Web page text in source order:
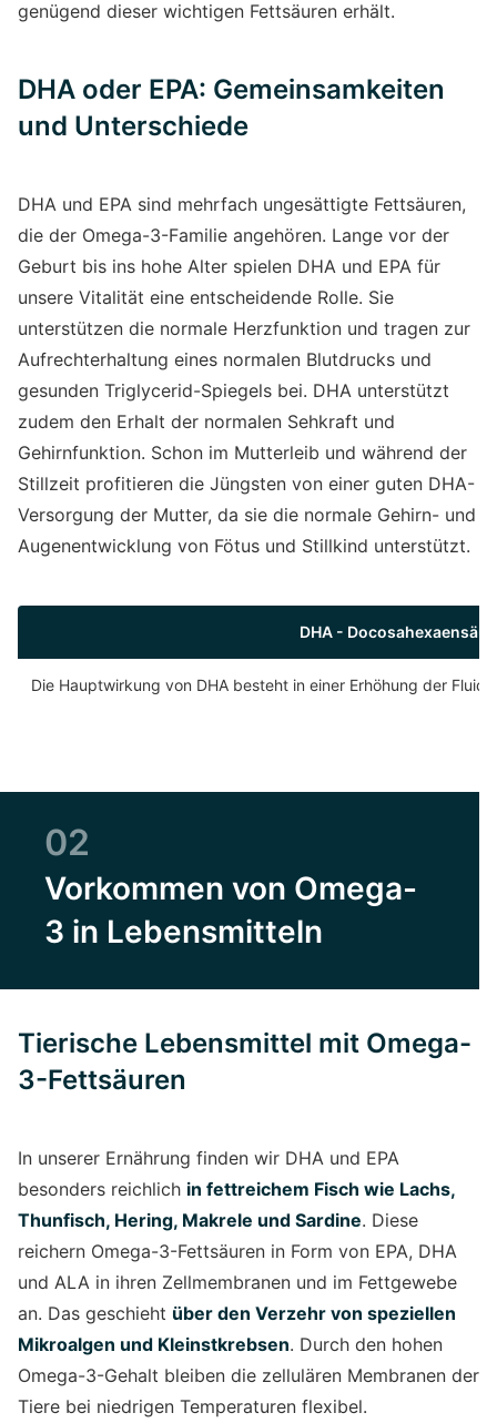
genügend dieser wichtigen Fettsäuren erhält.
DHA oder EPA: Gemeinsamkeiten
und Unterschiede
DHA und EPA sind mehrfach ungesättigte Fettsäuren,
die der Omega-3-Familie angehören. Lange vor der
Geburt bis ins hohe Alter spielen DHA und EPA für
unsere Vitalität eine entscheidende Rolle. Sie
unterstützen die normale Herzfunktion und tragen zur
Aufrechterhaltung eines normalen Blutdrucks und
gesunden Triglycerid-Spiegels bei. DHA unterstützt
zudem den Erhalt der normalen Sehkraft und
Gehirnfunktion. Schon im Mutterleib und während der
Stillzeit profitieren die Jüngsten von einer guten DHA-
Versorgung der Mutter, da sie die normale Gehirn- und
Augenentwicklung von Fötus und Stillkind unterstützt.
DHA -
Die Haupt­wirkung von DHA besteht in einer Erhöhung der
02
Vorkommen von Omega-
3 in Lebensmitteln
Tierische Lebensmittel mit Omega-
3-Fettsäuren
In unserer Ernährung finden wir DHA und EPA
besonders reichlich in fettreichem Fisch wie Lachs,
Thunfisch, Hering, Makrele und Sardine. Diese
reichern Omega-3-Fettsäuren in Form von EPA, DHA
und ALA in ihren Zellmembranen und im Fettgewebe
an. Das geschieht über den Verzehr von speziellen
Mikroalgen und Kleinstkrebsen. Durch den hohen
Omega-3-Gehalt bleiben die zellulären Membranen der
Tiere bei niedrigen Temperaturen flexibel.